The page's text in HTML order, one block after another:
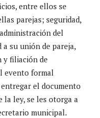
entre ellos se
parejas; seguridad,
del
su unión de pareja,
y filiación de
evento formal
el documento
la ley, se les otorga a
municipal.